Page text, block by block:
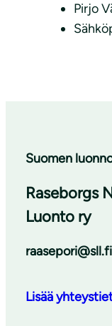
Pirjo
Suomen
Raseborgs
Luonto ry
raasepori@sll.fi
Lisää